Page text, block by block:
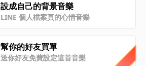
設成自己的背景音樂
LINE 個人檔案頁的心情音樂
幫你的好友買單
送你好友免費設定這首音樂